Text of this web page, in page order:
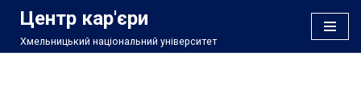
Перейти
Центр кар'єри
Хмельницький національний університет